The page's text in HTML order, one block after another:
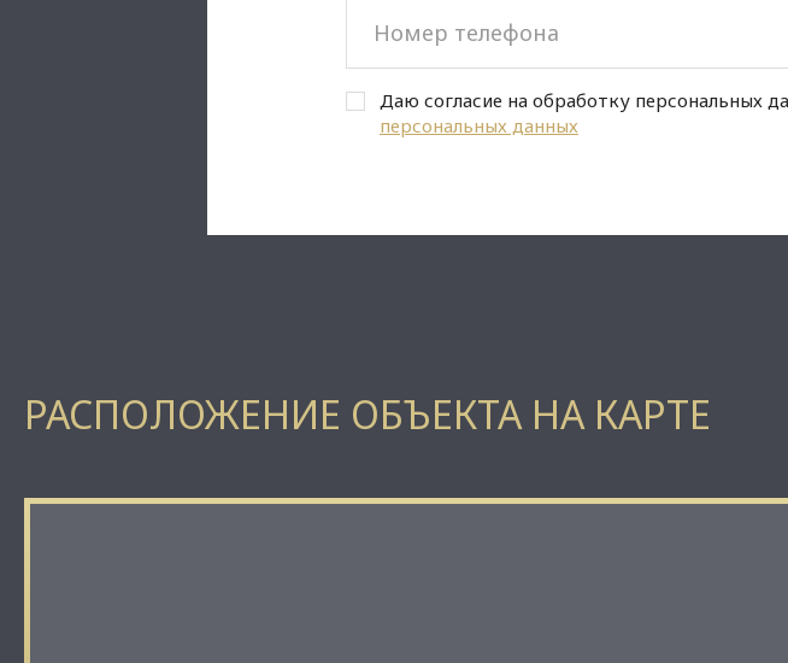
Даю согласие на обработку персональных
персональных данных
РАСПОЛОЖЕНИЕ ОБЪЕКТА НА КАРТЕ